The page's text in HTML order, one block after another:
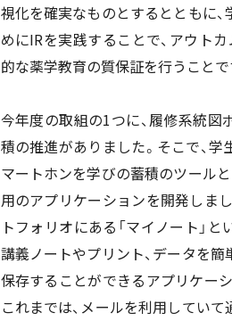
視化を確実なものとするとともに
めにIRを実践することで、アウト
的な薬学教育の質保証を行うことで
今年度の取組の1つに、履修系統
積の推進がありました。そこで、
マートホンを学びの蓄積のツール
用のアプリケーションを開発しま
トフォリオにある「マイノート」
講義ノートやプリント、データを
保存することができるアプリケー
これまでは、メールを利用してい